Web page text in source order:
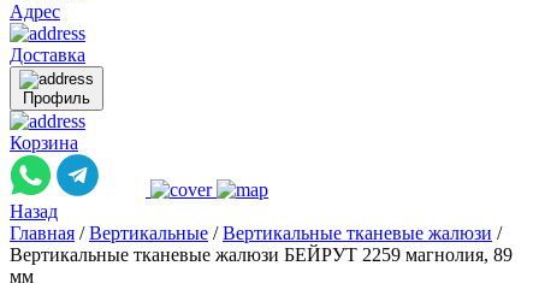
Адрес
Доставка
Профиль
Корзина
Назад
Главная / Вертикальные / Вертикальные тканевые жалюзи /
Вертикальные тканевые жалюзи БЕЙРУТ 2259 магнолия, 89
мм